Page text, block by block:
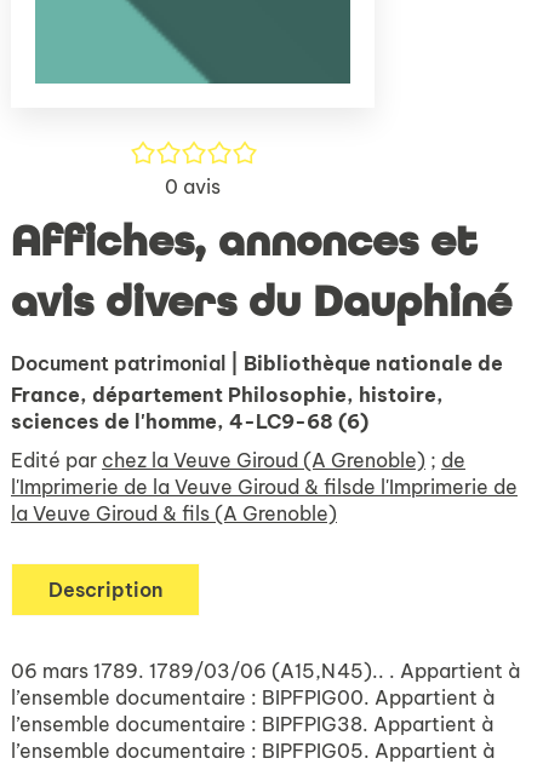
/5
0 avis
Affiches, annonces et
avis divers du Dauphiné
Document patrimonial
| Bibliothèque nationale de
France, département Philosophie, histoire,
sciences de l'homme, 4-LC9-68 (6)
Edité par chez la Veuve Giroud (A Grenoble) ; de
l'Imprimerie de la Veuve Giroud & filsde l'Imprimerie de
la Veuve Giroud & fils (A Grenoble)
Description
06 mars 1789. 1789/03/06 (A15,N45).. . Appartient à
l’ensemble documentaire : BIPFPIG00. Appartient à
l’ensemble documentaire : BIPFPIG38. Appartient à
l’ensemble documentaire : BIPFPIG05. Appartient à